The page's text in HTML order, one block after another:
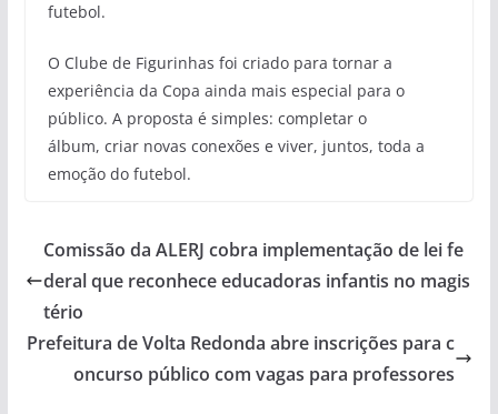
futebol.
O Clube de Figurinhas foi criado para tornar a
experiência da Copa ainda mais especial para o
público. A proposta é simples: completar o
álbum, criar novas conexões e viver, juntos, toda a
emoção do futebol.
Comissão da ALERJ cobra implementação de lei fe
deral que reconhece educadoras infantis no magis
tério
Prefeitura de Volta Redonda abre inscrições para c
oncurso público com vagas para professores